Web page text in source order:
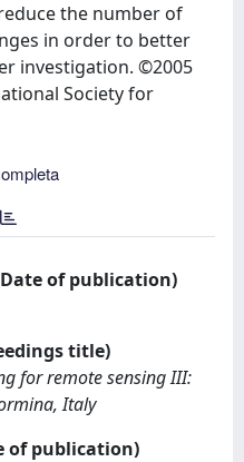
the number of
in order to better
investigation. ©2005
Society for
of publication)
title)
for remote sensing III:
Italy
of publication)